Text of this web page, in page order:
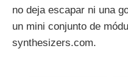
no deja escapar ni una
un mini conjunto de
synthesizers.com.